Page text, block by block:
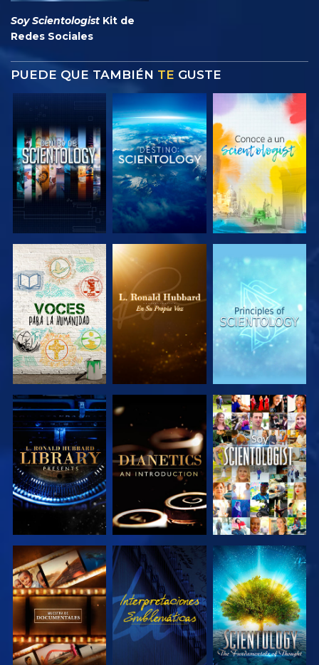
Soy Scientologist Kit de
Redes Sociales
PUEDE QUE TAMBIÉN TE GUSTE
EXPLORA LAS
SERIES
EXPLORA LAS
SERIES
EXPLORA LAS
SERIES
EXPLORA LAS
SERIES
EXPLORA LAS
SERIES
VE
EXPLORA LAS
SERIES
VE
EXPLORA LAS
SERIES